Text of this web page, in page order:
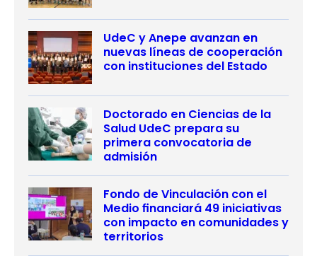
UdeC y Anepe avanzan en
nuevas líneas de cooperación
con instituciones del Estado
Doctorado en Ciencias de la
Salud UdeC prepara su
primera convocatoria de
admisión
Fondo de Vinculación con el
Medio financiará 49 iniciativas
con impacto en comunidades y
territorios